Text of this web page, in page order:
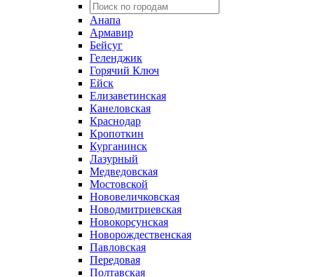
Анапа
Армавир
Бейсуг
Геленджик
Горячий Ключ
Ейск
Елизаветинская
Канеловская
Краснодар
Кропоткин
Курганинск
Лазурный
Медведовская
Мостовской
Нововеличковская
Новодмитриевская
Новокорсунская
Новорождественская
Павловская
Передовая
Полтавская